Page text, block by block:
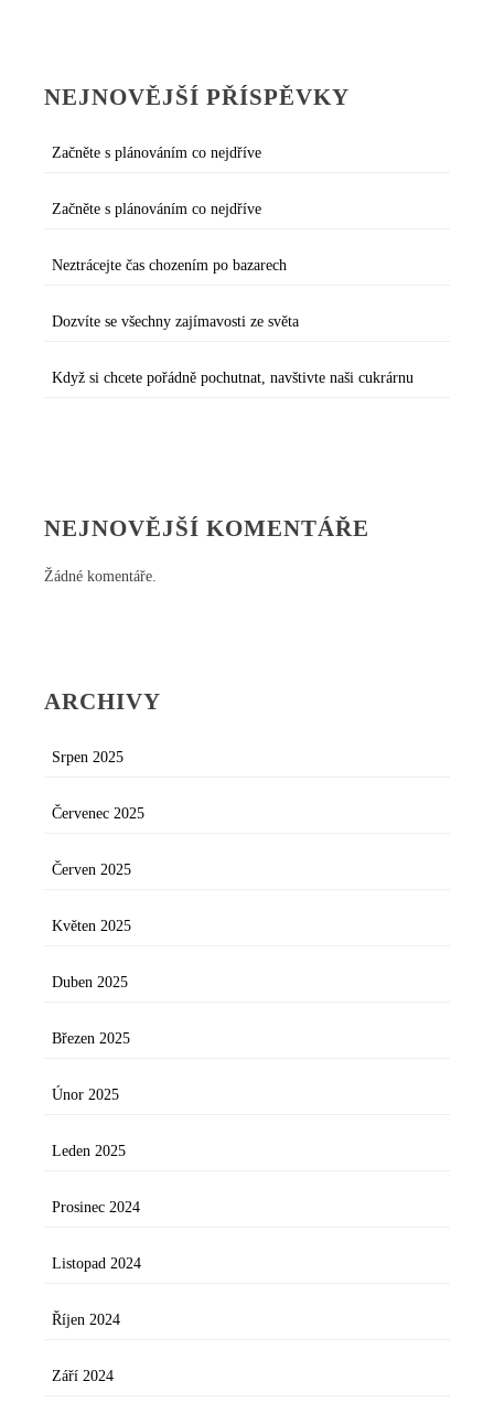
NEJNOVĚJŠÍ PŘÍSPĚVKY
Začněte s plánováním co nejdříve
Začněte s plánováním co nejdříve
Neztrácejte čas chozením po bazarech
Dozvíte se všechny zajímavosti ze světa
Když si chcete pořádně pochutnat, navštivte naši cukrárnu
NEJNOVĚJŠÍ KOMENTÁŘE
Žádné komentáře.
ARCHIVY
Srpen 2025
Červenec 2025
Červen 2025
Květen 2025
Duben 2025
Březen 2025
Únor 2025
Leden 2025
Prosinec 2024
Listopad 2024
Říjen 2024
Září 2024